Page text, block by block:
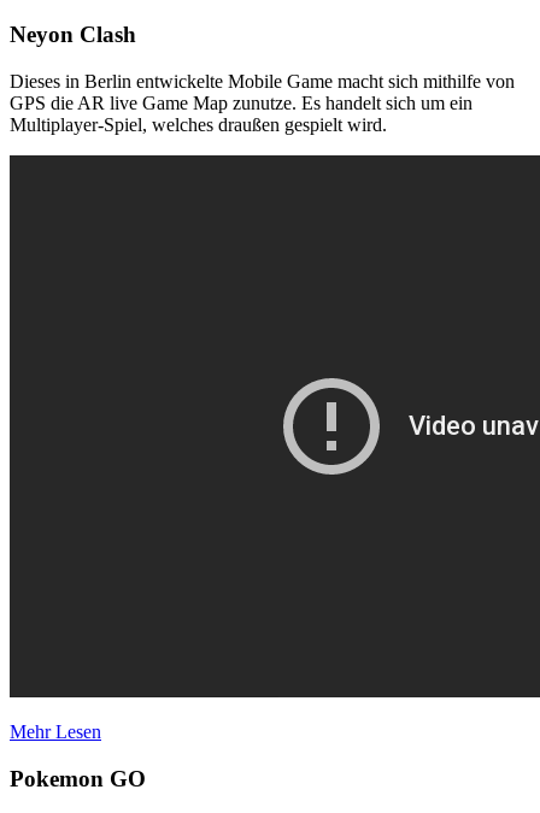
Neyon Clash
Dieses in Berlin entwickelte Mobile Game macht sich mithilfe von
GPS die AR live Game Map zunutze. Es handelt sich um ein
Multiplayer-Spiel, welches draußen gespielt wird.
Mehr Lesen
Pokemon GO